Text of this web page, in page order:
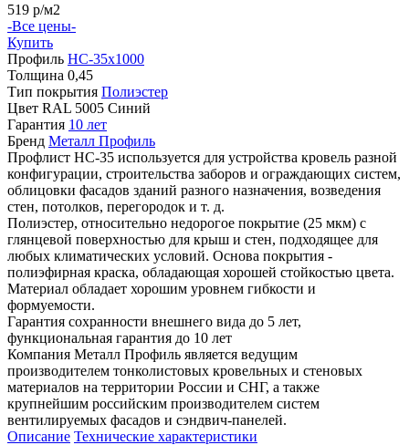
519 р/м2
-Все цены-
Купить
Профиль НС-35х1000
Толщина 0,45
Тип покрытия Полиэстер
Цвет RAL 5005 Синий
Гарантия 10 лет
Бренд Металл Профиль
Профлист НС-35 используется для устройства кровель разной
конфигурации, строительства заборов и ограждающих систем,
облицовки фасадов зданий разного назначения, возведения
стен, потолков, перегородок и т. д.
Полиэстер, относительно недорогое покрытие (25 мкм) с
глянцевой поверхностью для крыш и стен, подходящее для
любых климатических условий. Основа покрытия -
полиэфирная краска, обладающая хорошей стойкостью цвета.
Материал обладает хорошим уровнем гибкости и
формуемости.
Гарантия сохранности внешнего вида до 5 лет,
функциональная гарантия до 10 лет
Компания Металл Профиль является ведущим
производителем тонколистовых кровельных и стеновых
материалов на территории России и СНГ, а также
крупнейшим российским производителем систем
вентилируемых фасадов и сэндвич-панелей.
Описание Технические характеристики